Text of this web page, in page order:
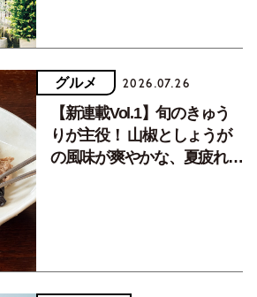
グルメ 2026.07.26
【新連載Vol.1】旬のきゅう
りが主役！ 山椒としょうが
の風味が爽やかな、夏疲れを